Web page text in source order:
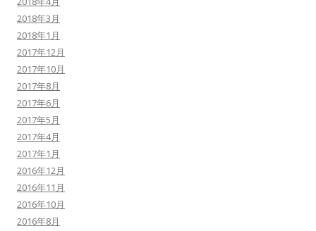
2018年3月
2018年1月
2017年12月
2017年10月
2017年8月
2017年6月
2017年5月
2017年4月
2017年1月
2016年12月
2016年11月
2016年10月
2016年8月